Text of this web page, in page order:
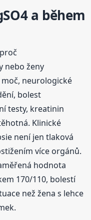
a během
nebo ženy
neurologické
bolest
testy, kreatinin
Klinické
není jen tlaková
více orgánů.
hodnota
170/110, bolestí
než žena s lehce